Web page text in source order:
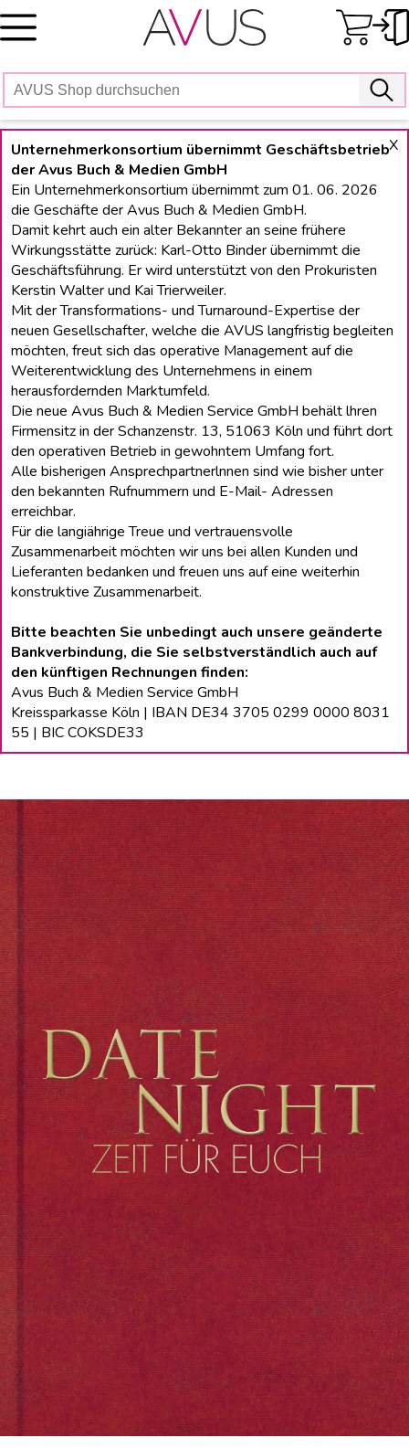
Skip
to
X
Unternehmerkonsortium übernimmt Geschäftsbetrieb
der Avus Buch & Medien GmbH
Ein Unternehmerkonsortium übernimmt zum 01. 06. 2026
die Geschäfte der Avus Buch & Medien GmbH.
Damit kehrt auch ein alter Bekannter an seine frühere
Wirkungsstätte zurück: Karl-Otto Binder übernimmt die
Geschäftsführung. Er wird unterstützt von den Prokuristen
Kerstin Walter und Kai Trierweiler.
Mit der Transformations- und Turnaround-Expertise der
neuen Gesellschafter, welche die AVUS langfristig begleiten
möchten, freut sich das operative Management auf die
Weiterentwicklung des Unternehmens in einem
herausfordernden Marktumfeld.
Die neue Avus Buch & Medien Service GmbH behält lhren
Firmensitz in der Schanzenstr. 13, 51063 Köln und führt dort
den operativen Betrieb in gewohntem Umfang fort.
Alle bisherigen Ansprechpartnerlnnen sind wie bisher unter
den bekannten Rufnummern und E-Mail- Adressen
erreichbar.
Für die langiährige Treue und vertrauensvolle
Zusammenarbeit möchten wir uns bei allen Kunden und
Lieferanten bedanken und freuen uns auf eine weiterhin
konstruktive Zusammenarbeit.
Bitte beachten Sie unbedingt auch unsere geänderte
Bankverbindung, die Sie selbstverständlich auch auf
den künftigen Rechnungen finden:
Avus Buch & Medien Service GmbH
Kreissparkasse Köln | IBAN DE34 3705 0299 0000 8031
55 | BIC COKSDE33